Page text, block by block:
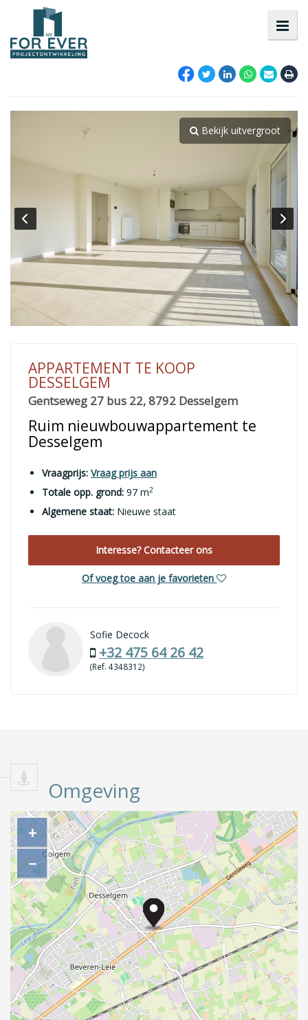
Bekijk uitvergroot
APPARTEMENT TE KOOP
DESSELGEM
Gentseweg 27 bus 22, 8792 Desselgem
Ruim nieuwbouwappartement te
Desselgem
Vraagprijs: Vraag prijs aan
Totale opp. grond: 97 m2
Algemene staat: Nieuwe staat
Interesse? Contacteer ons
Of voeg toe aan je favorieten
Sofie Decock
+32 475 64 26 42
(Ref. 4348312)
Omgeving
+
−